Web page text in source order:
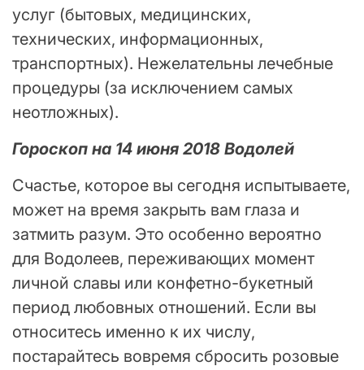
услуг (бытовых, медицинских,
технических, информационных,
транспортных). Нежелательны лечебные
процедуры (за исключением самых
неотложных).
Гороскоп на 14 июня 2018 Водолей
Счастье, которое вы сегодня испытываете,
может на время закрыть вам глаза и
затмить разум. Это особенно вероятно
для Водолеев, переживающих момент
личной славы или конфетно-букетный
период любовных отношений. Если вы
относитесь именно к их числу,
постарайтесь вовремя сбросить розовые